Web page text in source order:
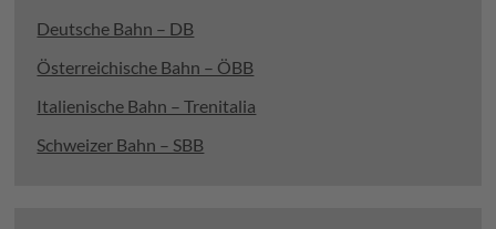
Deutsche Bahn – DB
Österreichische Bahn – ÖBB
Italienische Bahn – Trenitalia
Schweizer Bahn – SBB